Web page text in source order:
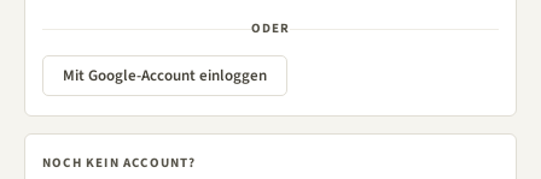
ODER
Mit Google-Account einloggen
NOCH KEIN ACCOUNT?